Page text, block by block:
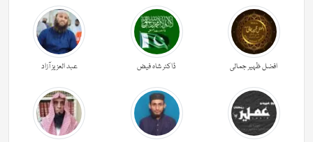
افضل ظہیر جمالی ڈاکٹر شاہ فیض عبد العزیز آزاد